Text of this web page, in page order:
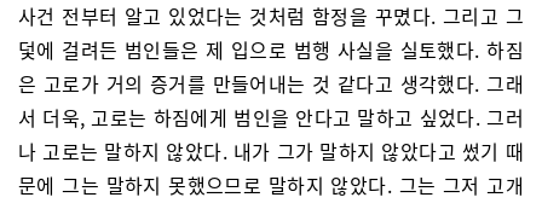
사건 전부터 알고 있었다는 것처럼 함정을 꾸몄다. 그리고 그
덫에 걸려든 범인들은 제 입으로 범행 사실을 실토했다. 하짐
은 고로가 거의 증거를 만들어내는 것 같다고 생각했다. 그래
서 더욱, 고로는 하짐에게 범인을 안다고 말하고 싶었다. 그러
나 고로는 말하지 않았다. 내가 그가 말하지 않았다고 썼기 때
문에 그는 말하지 못했으므로 말하지 않았다. 그는 그저 고개